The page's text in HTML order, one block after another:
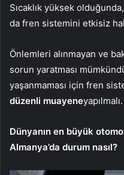
Sıcaklık yüksek olduğunda,
da fren sistemini etkisiz
Önlemleri alınmayan ve
sorun yaratması
yaşanmaması için fren
düzenli muayeneyapılmalı.
Dünyanın en büyük
Almanya’da durum nasıl?